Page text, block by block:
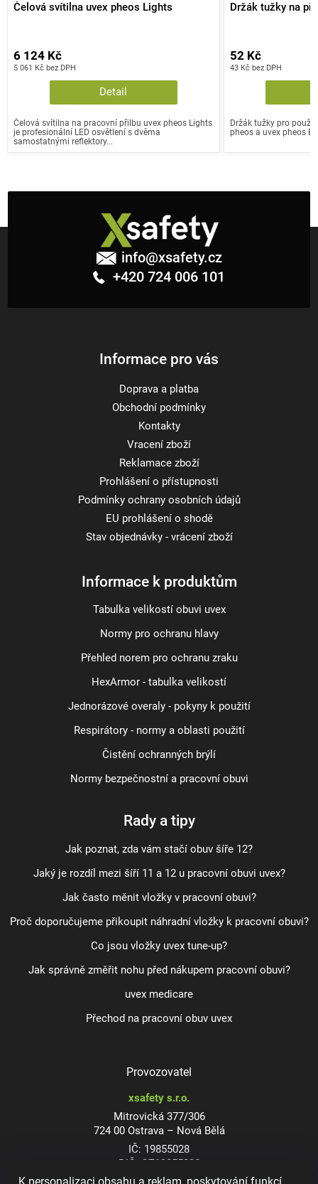
Čelová svítilna uvex pheos Lights
5 061 Kč bez DPH
6 124 Kč
Detail
Čelová svítilna na pracovní přilbu uvex pheos Lights
je profesionální LED osvětlení s dvěma
samostatnými reflektory...
Držák tužky na
43 Kč bez DPH
52 Kč
Držák tužky pro
pheos a uvex pheos E.
info@xsafety.cz
+420 724 006 101
Informace pro vás
Doprava a platba
Obchodní podmínky
Kontakty
Vracení zboží
Reklamace zboží
Prohlášení o přístupnosti
Podmínky ochrany osobních údajů
EU prohlášení o shodě
Stav objednávky - vrácení zboží
Informace k produktům
Tabulka velikostí obuvi uvex
Normy pro ochranu hlavy
Přehled norem pro ochranu zraku
HexArmor - tabulka velikostí
Jednorázové overaly - pokyny k použití
Respirátory - normy a oblasti použití
Čistění ochranných brýlí
Normy bezpečnostní a pracovní obuvi
Rady a tipy
Jak poznat, zda vám stačí obuv šíře 12?
Jaký je rozdíl mezi šíří 11 a 12 u pracovní obuvi uvex?
Jak často měnit vložky v pracovní obuvi?
Proč doporučujeme přikoupit náhradní vložky k pracovní obuvi?
Co jsou vložky uvex tune-up?
Jak správně změřit nohu před nákupem pracovní obuvi?
uvex medicare
Přechod na pracovní obuv uvex
Provozovatel
xsafety s.r.o.
Mitrovická 377/306
724 00 Ostrava – Nová Bělá
IČ: 19855028
DIČ: CZ19855028